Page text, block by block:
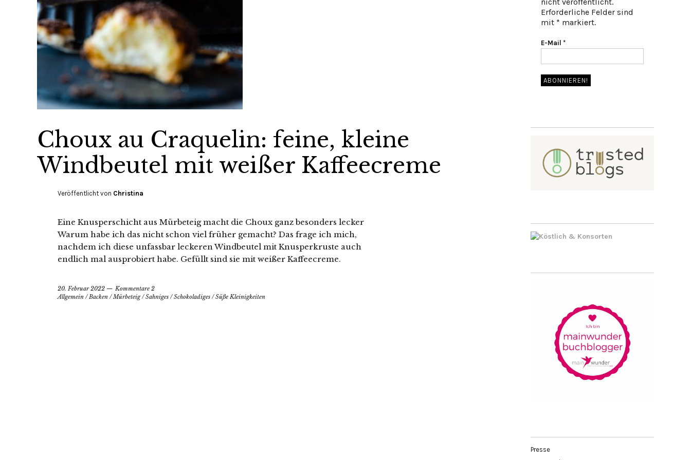
Choux au Craquelin: feine, kleine
Windbeutel mit weißer Kaffeecreme
Veröffentlicht von Christina
Eine Knusperschicht aus Mürbeteig macht die Choux ganz besonders lecker
Warum habe ich das nicht schon viel früher gemacht? Das frage ich mich,
nachdem ich diese unfassbar leckeren Windbeutel mit Knusperkruste auch
endlich mal ausprobiert habe. Gefüllt sind sie mit weißer Kaffeecreme.
20. Februar 2022
Kommentare 2
Allgemein /Backen /Mürbeteig/Sahniges /Schokoladiges /Süße Kleinigkeiten
Erforderliche Felder sind
mit * markiert.
E-Mail *
Presse